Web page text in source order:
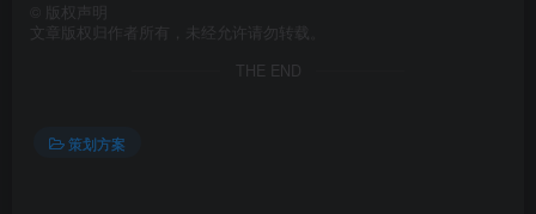
版权声明
文章版权归作者所有，未经允许请勿转载。
THE END
策划方案